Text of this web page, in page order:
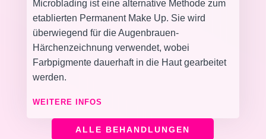
Microblading ist eine alternative Methode zum
etablierten Permanent Make Up. Sie wird
überwiegend für die Augenbrauen-
Härchenzeichnung verwendet, wobei
Farbpigmente dauerhaft in die Haut gearbeitet
werden.
WEITERE INFOS
ALLE BEHANDLUNGEN